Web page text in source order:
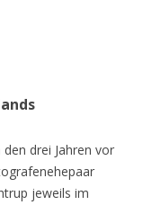
drei Jahren vor
jeweils im